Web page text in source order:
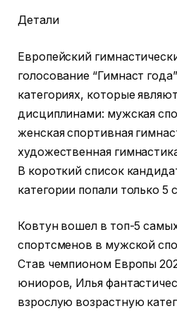
Детали
Европейский
голосование “Гимнаст
категориях, которые
дисциплинами: мужская
женская спортивная
художественная
В короткий список
категории попали только 5
Ковтун вошел в топ-5
спортсменов в мужской
Став чемпионом Европы
юниоров, Илья
взрослую возрастную